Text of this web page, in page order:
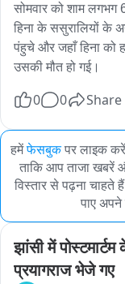
सोमवार को शाम
हिना के ससुरालियों के
पंहुचे और जहाँ हिना को
उसकी मौत हो गई।
0 0 Share
हमेंफेसबुकपर लाइक
ताकि आप ताजा
विस्तार से पढ़ना चाहते
पाए
झांसी में
प्रयागराज भेजे गए